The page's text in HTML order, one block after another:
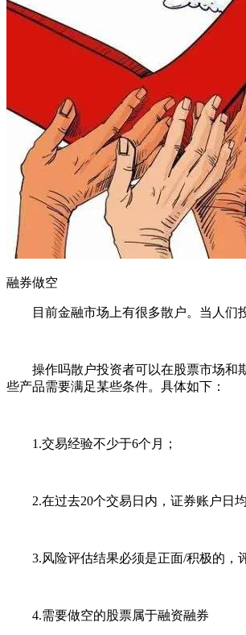
融券做空
目前金融市场上有很多散户。当人们投
操作吗散户投资者可以在股票市场和期
些产品需要满足某些条件。具体如下：
1.交易经验不少于6个月；
2.在过去20个交易日内，证券账户日均
3.风险评估结果必须是正面/积极的，
4.需要做空的股票属于融资融券